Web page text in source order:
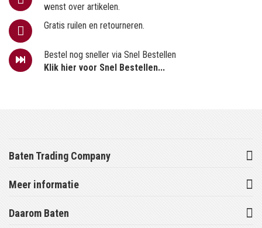
wenst over artikelen.
Gratis ruilen en retourneren.
Bestel nog sneller via Snel Bestellen
Klik hier voor Snel Bestellen...
Baten Trading Company
Meer informatie
Daarom Baten